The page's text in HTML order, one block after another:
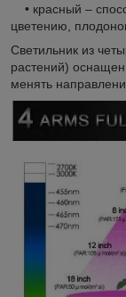
• красный –
цветению,
Светильник из
растений)
менять